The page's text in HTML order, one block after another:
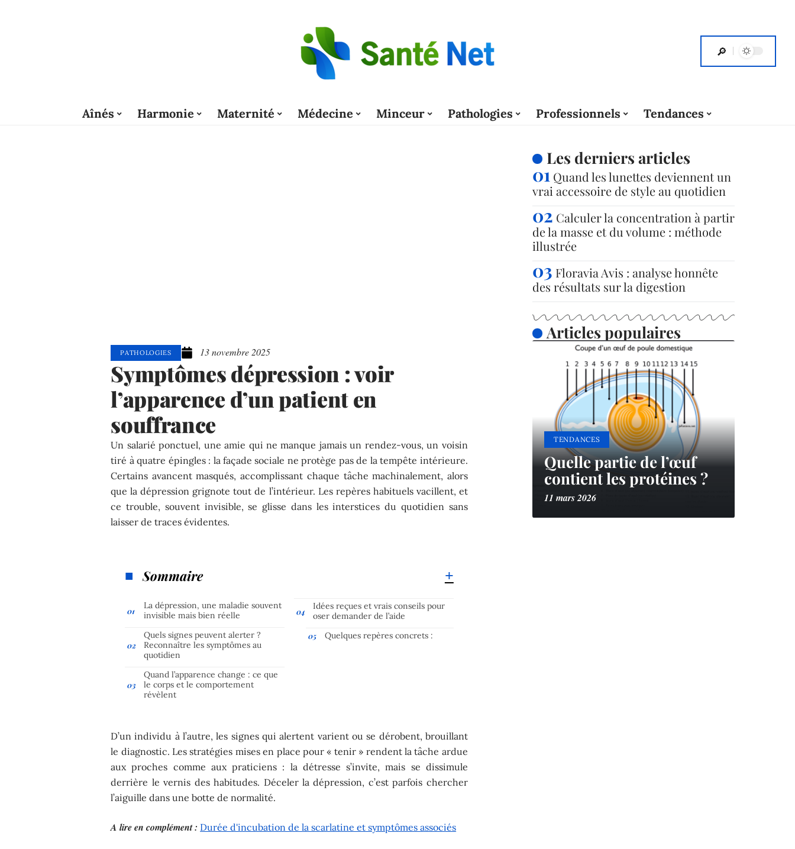
Aînés Harmonie Maternité Médecine Minceur Pathologies Professionnels Tendances
PATHOLOGIES 13 novembre 2025
Symptômes dépression : voir
l’apparence d’un patient en
souffrance
Un salarié ponctuel, une amie qui ne manque jamais un rendez-vous, un voisin
tiré à quatre épingles : la façade sociale ne protège pas de la tempête intérieure.
Certains avancent masqués, accomplissant chaque tâche machinalement, alors
que la dépression grignote tout de l’intérieur. Les repères habituels vacillent, et
ce trouble, souvent invisible, se glisse dans les interstices du quotidien sans
laisser de traces évidentes.
Sommaire
La dépression, une maladie souvent
invisible mais bien réelle
Quels signes peuvent alerter ?
Reconnaître les symptômes au
quotidien
Quand l’apparence change : ce que
le corps et le comportement
révèlent
Idées reçues et vrais conseils pour
oser demander de l’aide
Quelques repères concrets :
D’un individu à l’autre, les signes qui alertent varient ou se dérobent, brouillant
le diagnostic. Les stratégies mises en place pour « tenir » rendent la tâche ardue
aux proches comme aux praticiens : la détresse s’invite, mais se dissimule
derrière le vernis des habitudes. Déceler la dépression, c’est parfois chercher
l’aiguille dans une botte de normalité.
A lire en complément : Durée d'incubation de la scarlatine et symptômes associés
Les derniers articles
Quand les lunettes deviennent un
vrai accessoire de style au quotidien
Calculer la concentration à partir
de la masse et du volume : méthode
illustrée
Floravia Avis : analyse honnête
des résultats sur la digestion
Articles populaires
TENDANCES
Quelle partie de l’œuf
contient les protéines ?
11 mars 2026